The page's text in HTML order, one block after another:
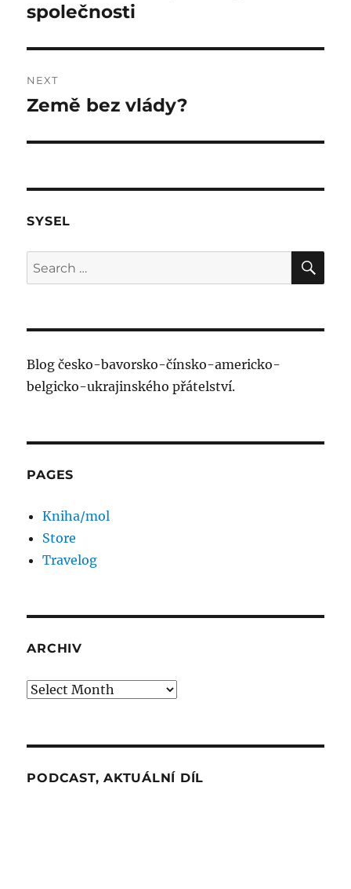
společnosti
NEXT
Next
Země bez vlády?
SYSEL
Search
for:
Blog česko-bavorsko-čínsko-americko-
belgicko-ukrajinského přátelství.
PAGES
Kniha/mol
Store
Travelog
ARCHIV
Archiv
PODCAST, AKTUÁLNÍ DÍL